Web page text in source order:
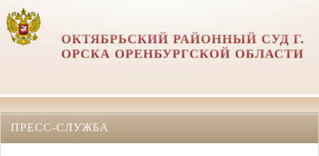
ОКТЯБРЬСКИЙ РАЙОННЫЙ СУД Г.
ОРСКА ОРЕНБУРГСКОЙ ОБЛАСТИ
ПРЕСС-СЛУЖБА